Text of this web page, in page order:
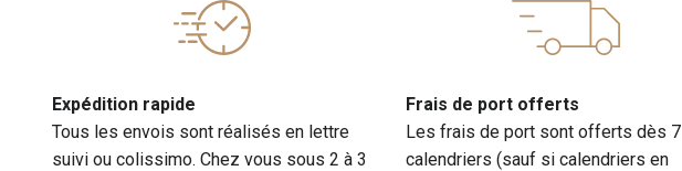
Expédition rapide
Tous les envois sont réalisés en lettre
suivi ou colissimo. Chez vous sous 2 à 3
Frais de port offerts
Les frais de port sont offerts dès 7
calendriers (sauf si calendriers en